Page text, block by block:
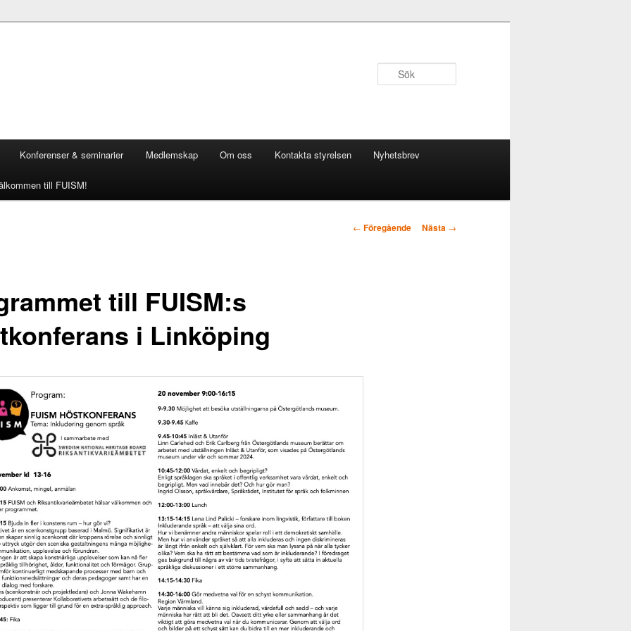
Konferenser & seminarier Medlemskap Om oss Kontakta styrelsen Nyhetsbrev
till FUISM!
Inläggsnavigering
← Föregående Nästa →
till FUISM:s
i Linköping